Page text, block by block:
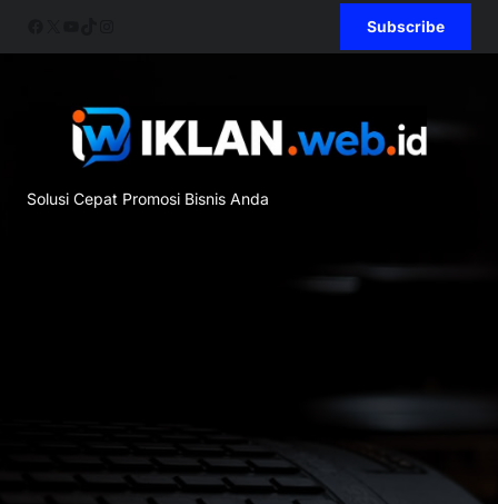
Subscribe
Solusi Cepat Promosi Bisnis Anda